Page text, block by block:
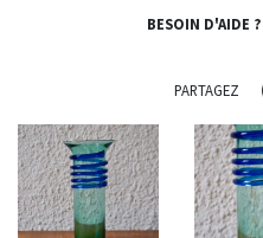
BESOIN D'AIDE ?
PARTAGEZ